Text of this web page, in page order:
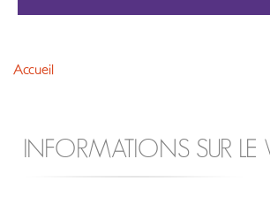
Accueil
INFORMATIONS SUR LE